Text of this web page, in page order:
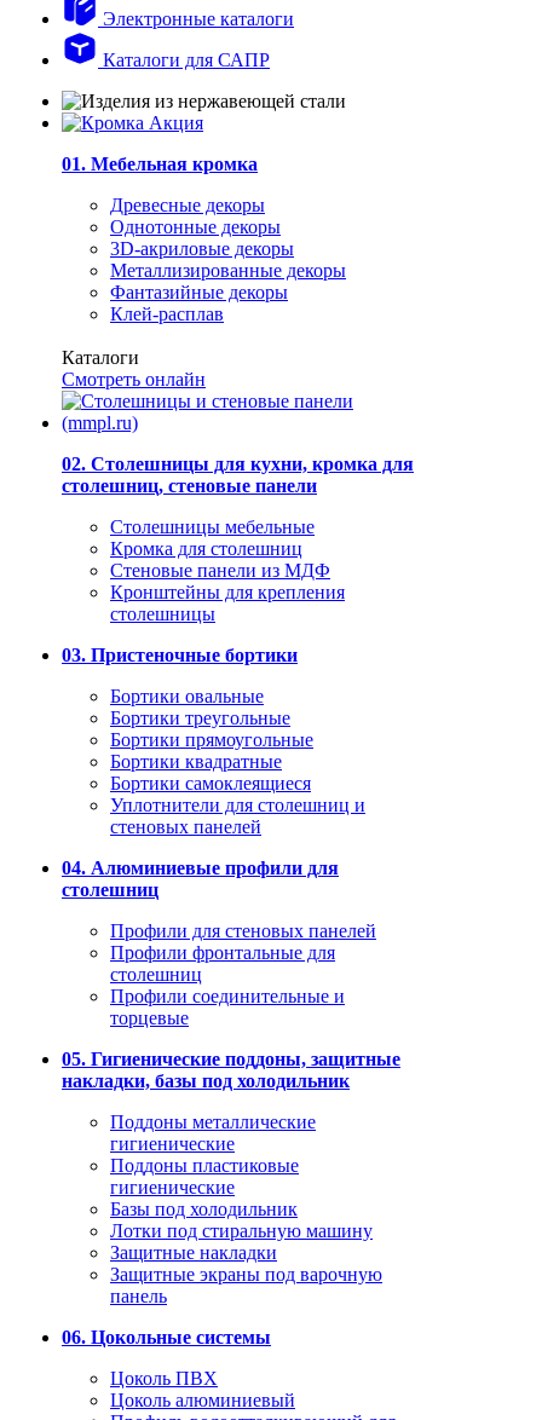
Электронные каталоги
Каталоги для САПР
01. Мебельная кромка
Древесные декоры
Однотонные декоры
3D-акриловые декоры
Металлизированные декоры
Фантазийные декоры
Клей-расплав
Каталоги
Смотреть онлайн
02. Столешницы для кухни, кромка для
столешниц, стеновые панели
Столешницы мебельные
Кромка для столешниц
Стеновые панели из МДФ
Кронштейны для крепления
столешницы
03. Пристеночные бортики
Бортики овальные
Бортики треугольные
Бортики прямоугольные
Бортики квадратные
Бортики самоклеящиеся
Уплотнители для столешниц и
стеновых панелей
04. Алюминиевые профили для
столешниц
Профили для стеновых панелей
Профили фронтальные для
столешниц
Профили соединительные и
торцевые
05. Гигиенические поддоны, защитные
накладки, базы под холодильник
Поддоны металлические
гигиенические
Поддоны пластиковые
гигиенические
Базы под холодильник
Лотки под стиральную машину
Защитные накладки
Защитные экраны под варочную
панель
06. Цокольные системы
Цоколь ПВХ
Цоколь алюминиевый